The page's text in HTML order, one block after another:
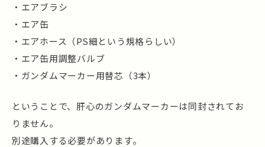
・エアブラシ
・エア缶
・エアホース（PS細という規格らしい）
・エア缶用調整バルブ
・ガンダムマーカー用替芯（3本）
ということで、肝心のガンダムマーカーは同封されてお
りません。
別途購入する必要があります。